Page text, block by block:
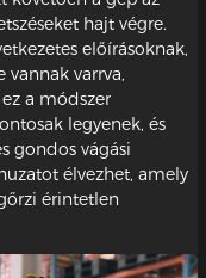
hajt végre.
előírásoknak,
vannak varrva,
a módszer
legyenek, és
gondos vágási
élvezhet, amely
érintetlen